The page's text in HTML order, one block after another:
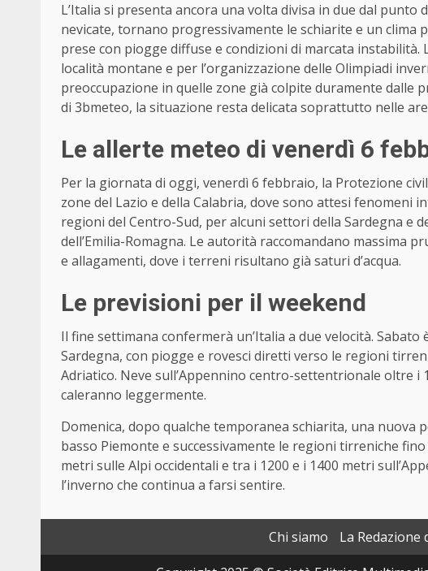
L’Italia si presenta ancora una volta divisa in due dal
nevicate, tornano progressivamente le schiarite e un clima
prese con piogge diffuse e condizioni di marcata
località montane e per l’organizzazione delle Olimpiadi
preoccupazione in quelle zone già colpite duramente dalle
di 3bmeteo, la situazione resta delicata soprattutto nelle
Le allerte meteo di venerdì 6
Per la giornata di oggi, venerdì 6 febbraio, la Protezione
zone del Lazio e della Calabria, dove sono attesi fenomeni
regioni del Centro-Sud, per alcuni settori della Sardegna e
dell’Emilia-Romagna. Le autorità raccomandano massima
e allagamenti, dove i terreni risultano già saturi d’acqua.
Le previsioni per il weekend
Il fine settimana confermerà un’Italia a due velocità.
Sardegna, con piogge e rovesci diretti verso le regioni
Adriatico. Neve sull’Appennino centro-settentrionale oltre
caleranno leggermente.
Domenica, dopo qualche temporanea schiarita, una nuova
basso Piemonte e successivamente le regioni tirreniche
metri sulle Alpi occidentali e tra i 1200 e i 1400 metri
l’inverno che continua a farsi sentire.
Chi siamo La